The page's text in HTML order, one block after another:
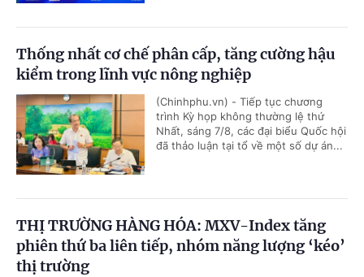
Thống nhất cơ chế phân cấp, tăng cường hậu
kiểm trong lĩnh vực nông nghiệp
(Chinhphu.vn) - Tiếp tục chương
trình Kỳ họp không thường lệ thứ
Nhất, sáng 7/8, các đại biểu Quốc hội
đã thảo luận tại tổ về một số dự án...
THỊ TRƯỜNG HÀNG HÓA: MXV-Index tăng
phiên thứ ba liên tiếp, nhóm năng lượng ‘kéo’
thị trường